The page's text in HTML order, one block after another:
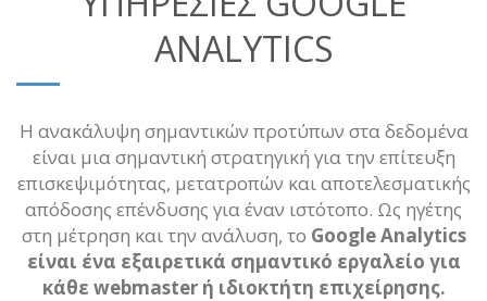
ANALYTICS
Η ανακάλυψη σημαντικών προτύπων στα δεδομένα
είναι μια σημαντική στρατηγική για την επίτευξη
επισκεψιμότητας, μετατροπών και αποτελεσματικής
απόδοσης επένδυσης για έναν ιστότοπο. Ως ηγέτης
στη μέτρηση και την ανάλυση, το Google Analytics
είναι ένα εξαιρετικά σημαντικό εργαλείο για
κάθε webmaster ή ιδιοκτήτη επιχείρησης.